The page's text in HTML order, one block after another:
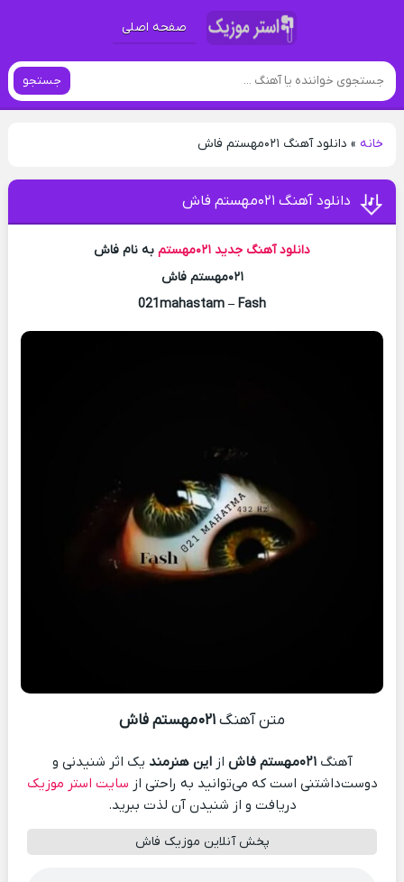
صفحه اصلی
جستجو
خانه» دانلود آهنگ ۰۲۱مهستم فاش
دانلود آهنگ ۰۲۱مهستم فاش
دانلود آهنگ جدید ۰۲۱مهستم
به نام فاش
۰۲۱مهستم فاش
021mahastam – Fash
متن آهنگ۰۲۱مهستم فاش
آهنگ۰۲۱مهستم فاش ازاین هنرمند یک اثر شنیدنی و
دوست‌داشتنی است که می‌توانید به راحتی از سایت استر موزیک
دریافت و از شنیدن آن لذت ببرید.
پخش آنلاین موزیک فاش